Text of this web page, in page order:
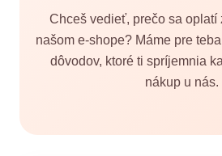
Chceš vedieť, prečo sa oplatí
našom e-shope? Máme pre
dôvodov, ktoré ti spríjemnia
nákup u nás.